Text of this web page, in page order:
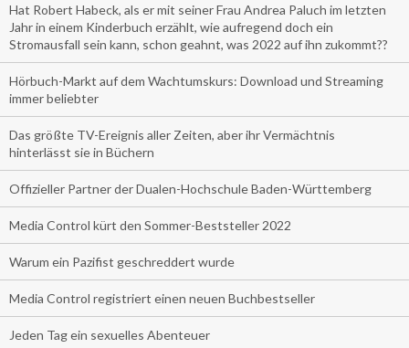
Hat Robert Habeck, als er mit seiner Frau Andrea Paluch im letzten
Jahr in einem Kinderbuch erzählt, wie aufregend doch ein
Stromausfall sein kann, schon geahnt, was 2022 auf ihn zukommt??
Hörbuch-Markt auf dem Wachtumskurs: Download und Streaming
immer beliebter
Das größte TV-Ereignis aller Zeiten, aber ihr Vermächtnis
hinterlässt sie in Büchern
Offizieller Partner der Dualen-Hochschule Baden-Württemberg
Media Control kürt den Sommer-Beststeller 2022
Warum ein Pazifist geschreddert wurde
Media Control registriert einen neuen Buchbestseller
Jeden Tag ein sexuelles Abenteuer